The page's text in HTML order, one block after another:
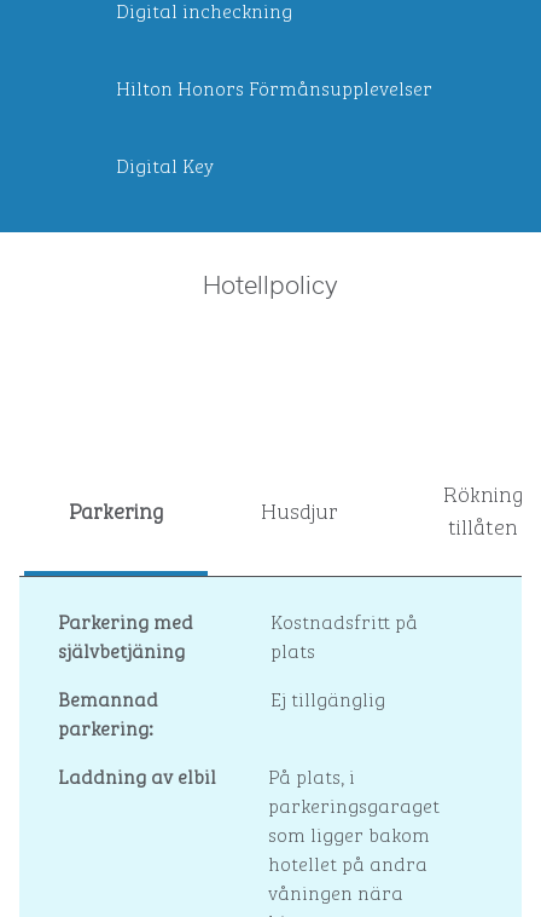
Digital incheckning
Hilton Honors Förmånsupplevelser
Digital Key
Hotellpolicy
Parkering Husdjur
Rökning
tillåten
Parkering med
självbetjäning
Kostnadsfritt på
plats
Bemannad
parkering:
Ej tillgänglig
Laddning av elbil På plats, i
parkeringsgaraget
som ligger bakom
hotellet på andra
våningen nära